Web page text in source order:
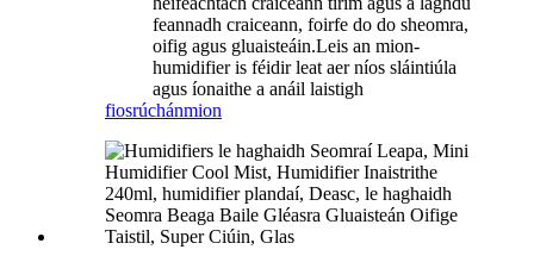
feannadh craiceann, foirfe do do sheomra,
oifig agus gluaisteáin.Leis an mion-
humidifier is féidir leat aer níos sláintiúla
agus íonaithe a anáil laistigh
fiosrúchánmion